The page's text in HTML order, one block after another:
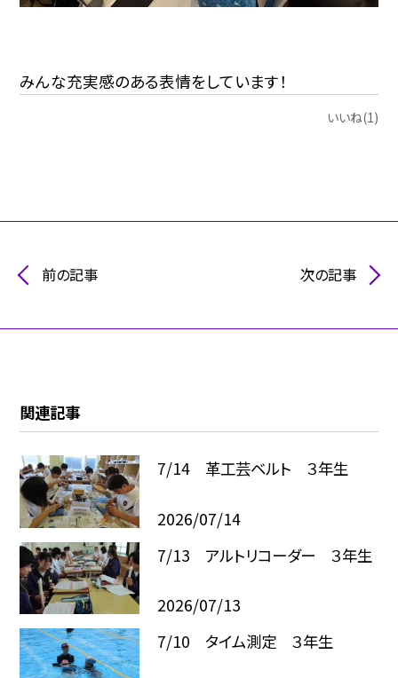
みんな充実感のある表情をしています！
いいね(1)
前の記事 次の記事
関連記事
7/14 革工芸ベルト ３年生
2026/07/14
7/13 アルトリコーダー ３年生
2026/07/13
7/10 タイム測定 ３年生